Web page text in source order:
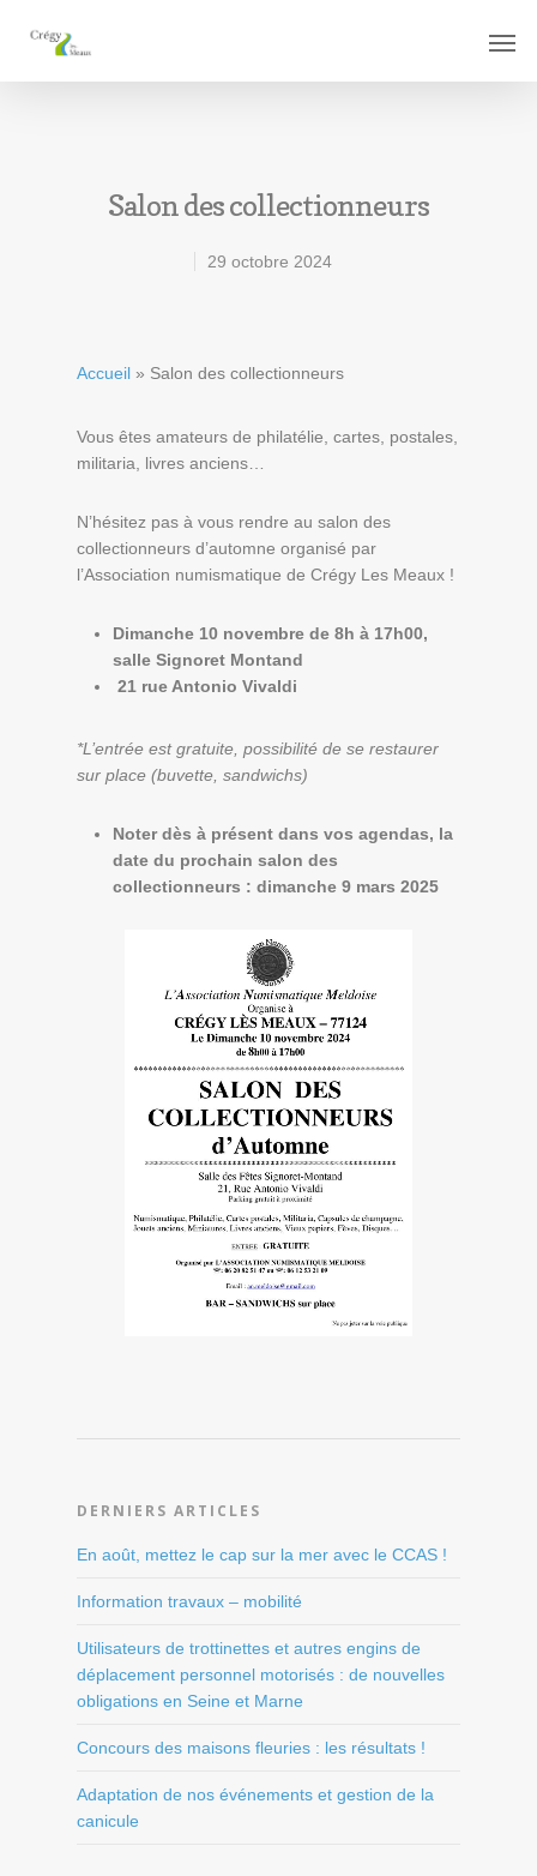
Salon des collectionneurs
29 octobre 2024
Accueil » Salon des collectionneurs
Vous êtes amateurs de philatélie, cartes, postales,
militaria, livres anciens…
N’hésitez pas à vous rendre au salon des
collectionneurs d’automne organisé par
l’Association numismatique de Crégy Les Meaux !
Dimanche 10 novembre de 8h à 17h00,
salle Signoret Montand
21 rue Antonio Vivaldi
*L’entrée est gratuite, possibilité de se restaurer
sur place (buvette, sandwichs)
Noter dès à présent dans vos agendas, la
date du prochain salon des
collectionneurs : dimanche 9 mars 2025
DERNIERS ARTICLES
En août, mettez le cap sur la mer avec le CCAS !
Information travaux – mobilité
Utilisateurs de trottinettes et autres engins de
déplacement personnel motorisés : de nouvelles
obligations en Seine et Marne
Concours des maisons fleuries : les résultats !
Adaptation de nos événements et gestion de la
canicule